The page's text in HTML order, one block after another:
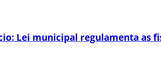
Lei municipal regulamenta as